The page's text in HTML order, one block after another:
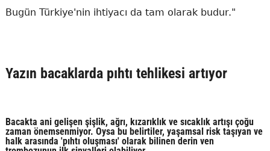
Bugün Türkiye'nin ihtiyacı da tam olarak budur."
Yazın bacaklarda pıhtı tehlikesi artıyor
Bacakta ani gelişen şişlik, ağrı, kızarıklık ve sıcaklık artışı çoğu
zaman önemsenmiyor. Oysa bu belirtiler, yaşamsal risk taşıyan ve
halk arasında 'pıhtı oluşması' olarak bilinen derin ven